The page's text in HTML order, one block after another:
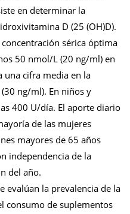
en determinar la
D (25 (OH)D).
concentración sérica óptima
50 nmol/L (20 ng/ml) en
una cifra media en la
ng/ml). En niños y
400 U/día. El aporte diario
de las mujeres
mayores de 65 años
independencia de la
del año.
evalúan la prevalencia de la
consumo de suplementos